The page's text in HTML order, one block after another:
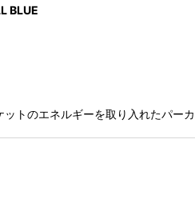
BLUE
トのエネルギーを取り入れたパー